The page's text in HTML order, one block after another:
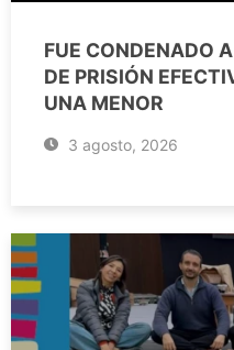
FUE CONDENADO
DE PRISIÓN
UNA MENOR
3 agosto, 2026